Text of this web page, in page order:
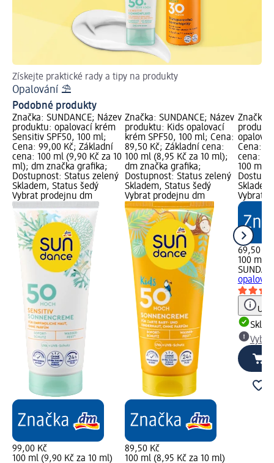
Získejte praktické rady a tipy na produkty
Opalování ⛱
Podobné produkty
Značka: SUNDANCE; Název
produktu: opalovací krém
Sensitiv SPF50, 100 ml;
Cena: 99,00 Kč; Základní
cena: 100 ml (9,90 Kč za 10
ml); dm značka grafika;
Dostupnost: Status zelený
Skladem, Status šedý
Vybrat prodejnu dm
99,00 Kč
100 ml (9,90 Kč za 10 ml)
Značka: SUNDANCE; Název
produktu: Kids opalovací
krém SPF50, 100 ml; Cena:
89,50 Kč; Základní cena:
100 ml (8,95 Kč za 10 ml);
dm značka grafika;
Dostupnost: Status zelený
Skladem, Status šedý
Vybrat prodejnu dm
89,50 Kč
100 ml (8,95 Kč za 10 ml)
Značka:
Cena:
cena:
100 ml);
Vybrat
69,50 Kč
100 ml